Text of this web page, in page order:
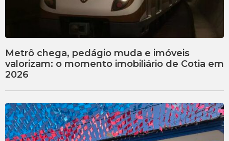
Metrô chega, pedágio muda e imóveis
valorizam: o momento imobiliário de Cotia em
2026